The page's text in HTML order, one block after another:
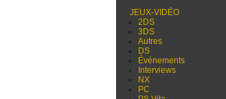
JEUX-VIDÉO
2DS
3DS
Autres
DS
Événements
Interviews
NX
PC